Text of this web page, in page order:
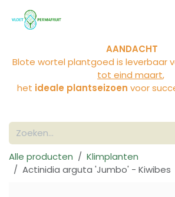
AANDACHT
Blote wortel plantgoed is leverbaar
tot eind maart,
het ideale plantseizoen voor
Alle producten
Klimplanten
Actinidia arguta 'Jumbo' - Kiwibes